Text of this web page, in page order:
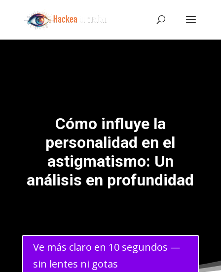
Cómo influye la
personalidad en el
astigmatismo: Un
análisis en profundidad
Ve más claro en 10 segundos —
sin lentes ni gotas